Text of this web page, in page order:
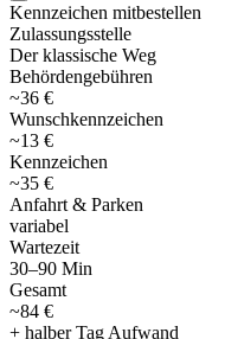
Kennzeichen mitbestellen
Zulassungsstelle
Der klassische Weg
Behördengebühren
~36 €
Wunschkennzeichen
~13 €
Kennzeichen
~35 €
Anfahrt & Parken
variabel
Wartezeit
30–90 Min
Gesamt
~84 €
+ halber Tag Aufwand